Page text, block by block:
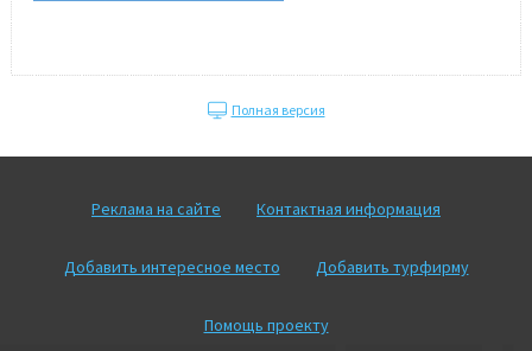
Полная версия
Реклама на сайте Контактная информация
Добавить интересное место Добавить турфирму
Помощь проекту